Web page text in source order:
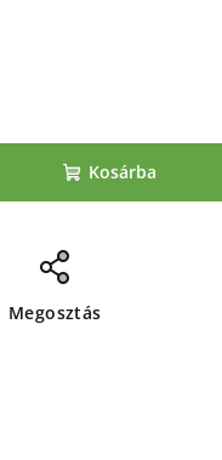
Kosárba
Megosztás